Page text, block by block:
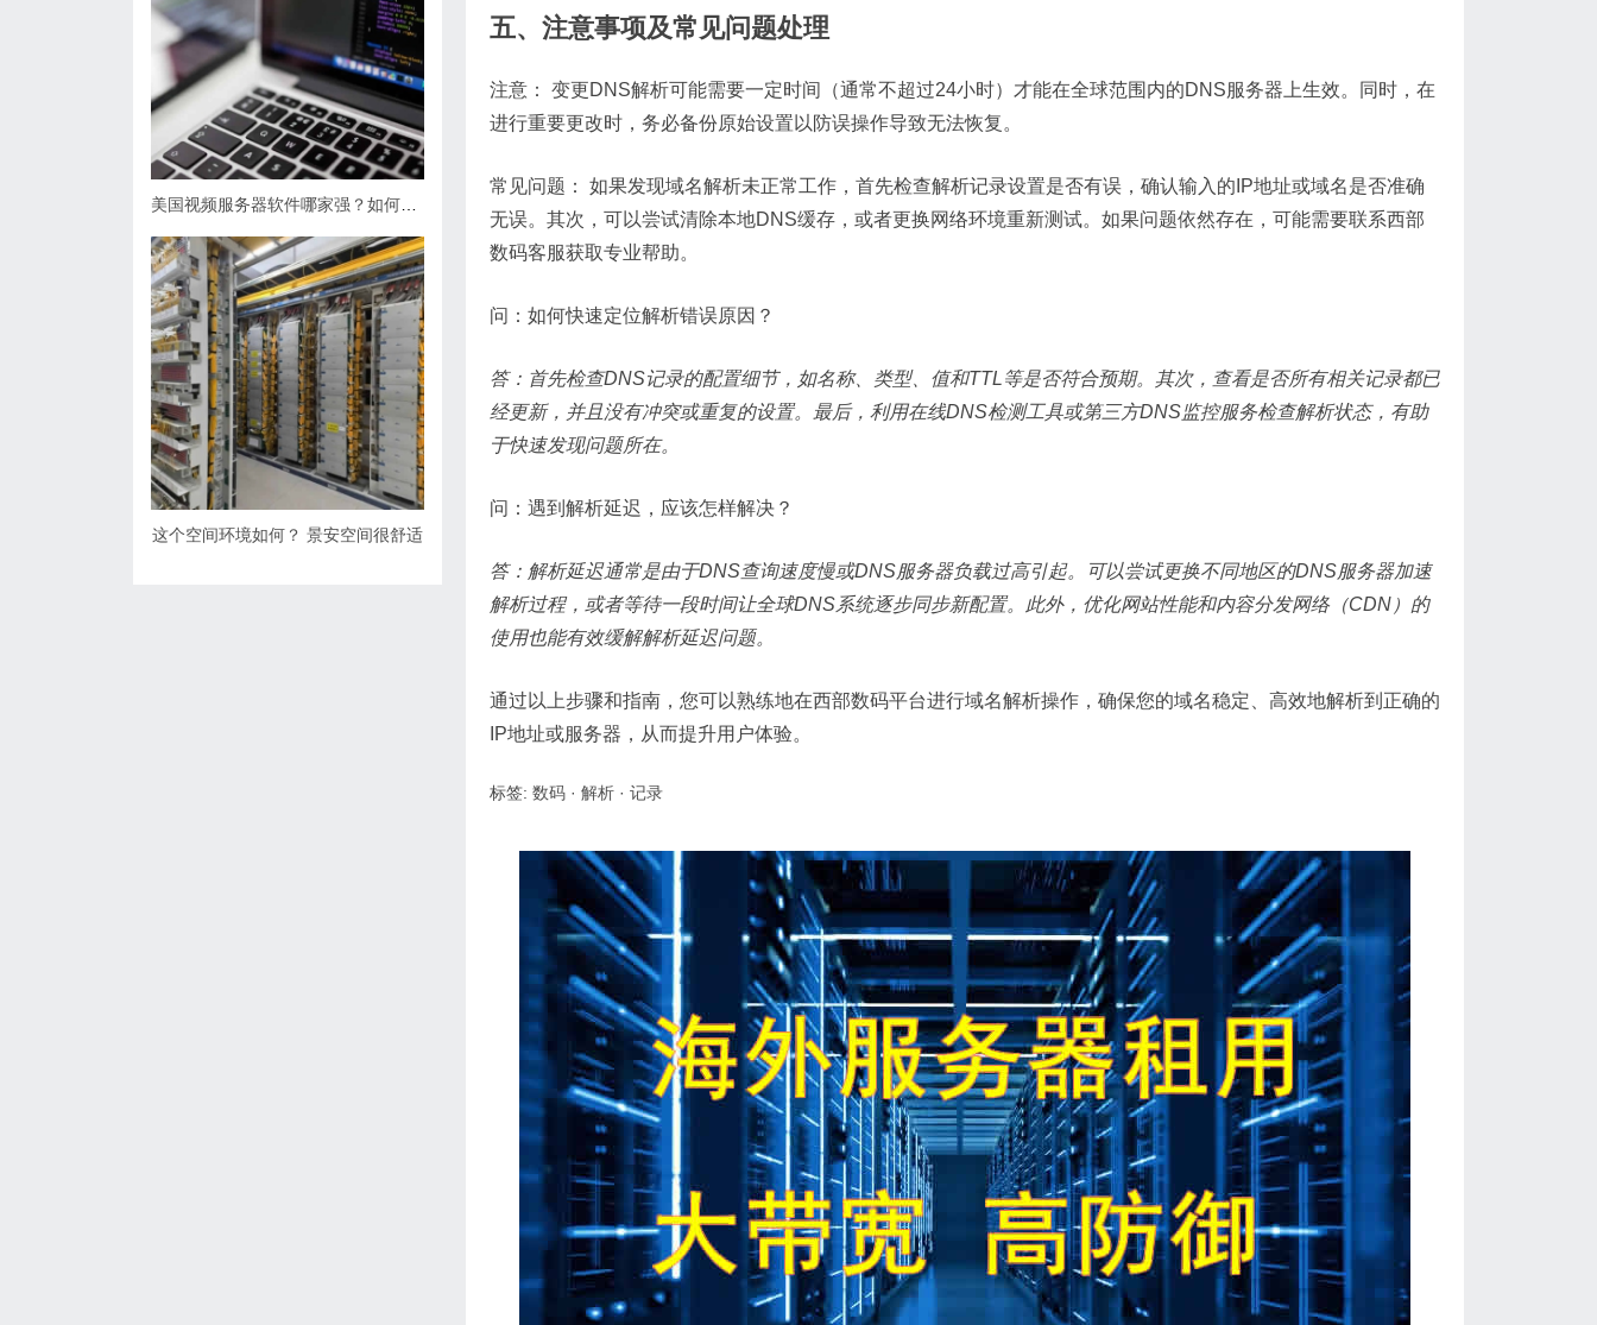
五、注意事项及常见问题处理
注意：
变更DNS解析可能需要一定时间（通常不超过24小时）才能在全球范围内的DNS服务器上生效。同时，在
进行重要更改时，务必备份原始设置以防误操作导致无法恢复。
常见问题：
如果发现域名解析未正常工作，首先检查解析记录设置是否有误，确认输入的IP地址或域名是否准确
无误。其次，可以尝试清除本地DNS缓存，或者更换网络环境重新测试。如果问题依然存在，可能需要联系西部
数码客服获取专业帮助。
问：如何快速定位解析错误原因？
答：首先检查DNS记录的配置细节，如名称、类型、值和TTL等是否符合预期。其次，查看是否所有相关记录都已
经更新，并且没有冲突或重复的设置。最后，利用在线DNS检测工具或第三方DNS监控服务检查解析状态，有助
于快速发现问题所在。
问：遇到解析延迟，应该怎样解决？
答：解析延迟通常是由于DNS查询速度慢或DNS服务器负载过高引起。可以尝试更换不同地区的DNS服务器加速
解析过程，或者等待一段时间让全球DNS系统逐步同步新配置。此外，优化网站性能和内容分发网络（CDN）的
使用也能有效缓解解析延迟问题。
通过以上步骤和指南，您可以熟练地在西部数码平台进行域名解析操作，确保您的域名稳定、高效地解析到正确的
IP地址或服务器，从而提升用户体验。
标签: 数码 · 解析 · 记录
这个空间环境如何？ 景安空间很舒适